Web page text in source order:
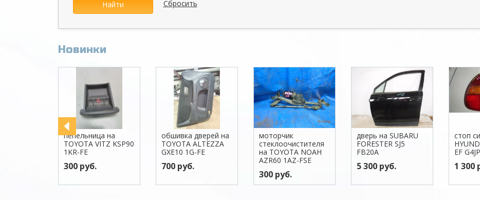
Найти Сбросить
Новинки
пепельница на
TOYOTA VITZ KSP90
1KR-FE
300 руб.
обшивка дверей на
TOYOTA ALTEZZA
GXE10 1G-FE
700 руб.
моторчик
стеклоочистителя
на TOYOTA NOAH
AZR60 1AZ-FSE
300 руб.
дверь на SUBARU
FORESTER SJ5
FB20A
5 300 руб.
стоп
EF G4JP
1 300